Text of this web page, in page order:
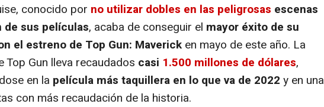
conocido por no utilizar dobles en las peligrosas escenas
de sus películas, acaba de conseguir el mayor éxito de su
el estreno de Top Gun: Maverick en mayo de este año. La
Top Gun lleva recaudados casi 1.500 millones de dólares,
en la película más taquillera en lo que va de 2022 y en una
con más recaudación de la historia.